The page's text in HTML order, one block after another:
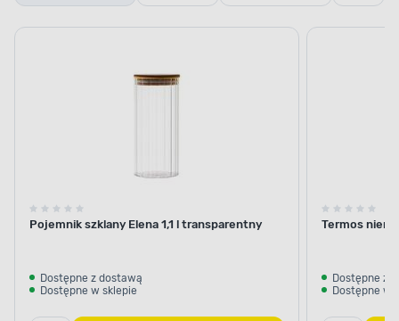
szklane termiczne i
Pojemnik szklany Elena 1,1 l transparentny
Dostępne z dostawą
Dostępne w sklepie
Termos
Dostępne z
Dostępne w